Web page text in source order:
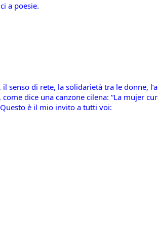
a poesie.
di rete, la solidarietà tra le donne,
dice una canzone cilena: “La mujer
è il mio invito a tutti voi: